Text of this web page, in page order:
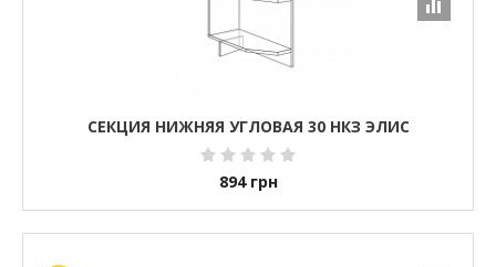
СЕКЦИЯ НИЖНЯЯ УГЛОВАЯ 30 НКЗ ЭЛИС
894 грн